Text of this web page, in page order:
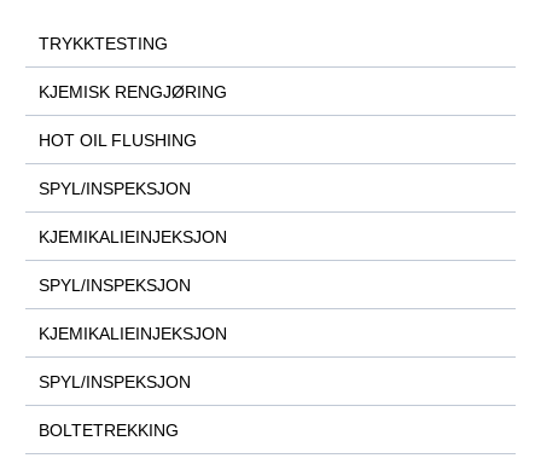
TRYKKTESTING
KJEMISK RENGJØRING
HOT OIL FLUSHING
SPYL/INSPEKSJON
KJEMIKALIEINJEKSJON
SPYL/INSPEKSJON
KJEMIKALIEINJEKSJON
SPYL/INSPEKSJON
BOLTETREKKING